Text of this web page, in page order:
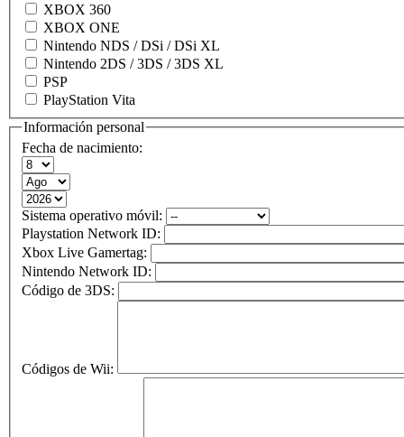
XBOX 360
XBOX ONE
Nintendo NDS / DSi / DSi XL
Nintendo 2DS / 3DS / 3DS XL
PSP
PlayStation Vita
Información personal
Fecha de nacimiento:
Sistema operativo móvil:
Playstation Network ID:
Xbox Live Gamertag:
Nintendo Network ID:
Código de 3DS:
Códigos de Wii: